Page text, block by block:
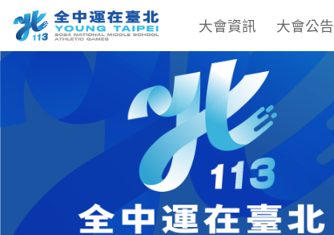
大會資訊 大會公告